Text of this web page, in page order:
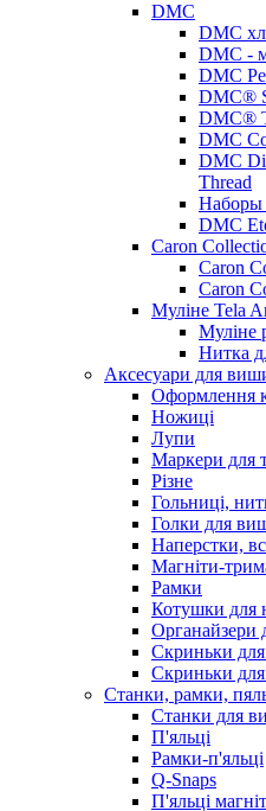
DMC
DMC
DMC -
DMC
DMC®
DMC®
DMC
DMC
Thread
Наборы
DMC
Caron
Caron
Caron
Муліне Tela
Муліне
Нитка
Аксесуари для
Оформлення
Ножиці
Лупи
Маркери для
Різне
Гольниці,
Голки для
Наперстки,
Магніти-
Рамки
Котушки для
Органайзери
Скриньки
Скриньки для
Станки, рамки,
Станки для
П'яльці
Рамки-п'яльці
Q-Snaps
П'яльці